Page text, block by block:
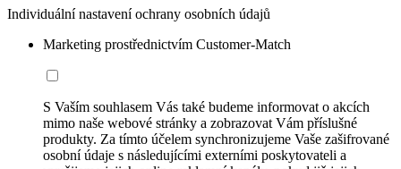
Individuální nastavení ochrany osobních údajů
Marketing prostřednictvím Customer-Match
S Vaším souhlasem Vás také budeme informovat o akcích
mimo naše webové stránky a zobrazovat Vám příslušné
produkty. Za tímto účelem synchronizujeme Vaše zašifrované
osobní údaje s následujícími externími poskytovateli a